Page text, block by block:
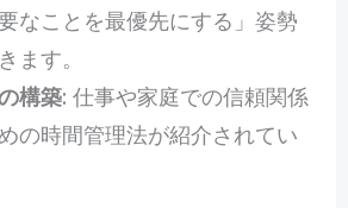
なことを最優先にする」姿勢
ます。
構築: 仕事や家庭での信頼関係
の時間管理法が紹介されてい